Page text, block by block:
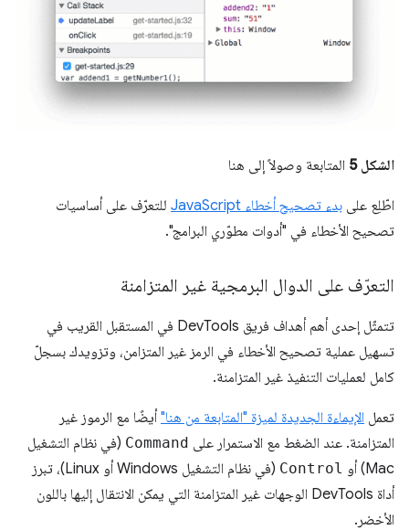
الشكل 5 المتابعة وصولاً إلى هنا
اطّلِع على بدء تصحيح أخطاء JavaScript
للتعرّف على أساسيات
تصحيح الأخطاء في "أدوات مطوّري البرامج".
التعرّف على الدوال البرمجية غير المتزامنة
تتمثّل إحدى أهم أهداف فريق DevTools في المستقبل القريب في
تسهيل عملية تصحيح الأخطاء في الرمز غير المتزامن، وتزويدك بسجلّ
كامل لعمليات التنفيذ غير المتزامنة.
تعمل الإيماءة الجديدة لميزة "المتابعة من هنا"أيضًا مع الرموز غير
المتزامنة. عند الضغط مع الاستمرار على Command (في نظام التشغيل
Mac) أو
Control
(في نظام التشغيل Windows أو Linux)، تبرز
أداة DevTools الوجهات غير المتزامنة التي يمكن الانتقال إليها باللون
الأخضر.